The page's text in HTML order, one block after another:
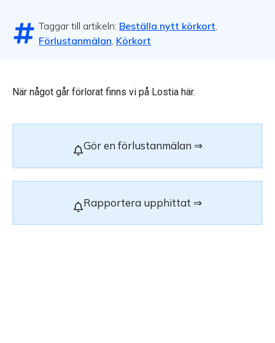
Taggar till artikeln: Beställa nytt körkort
Förlustanmälan Körkort
När något går förlorat finns vi på Lostia här.
Gör en förlustanmälan ⇒
Rapportera upphittat ⇒